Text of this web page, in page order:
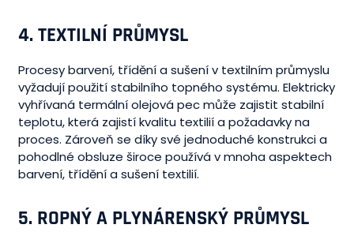
4.TEXTILNÍ PRŮMYSL
Procesy barvení, třídění a sušení v textilním průmyslu
vyžadují použití stabilního topného systému. Elektricky
vyhřívaná termální olejová pec může zajistit stabilní
teplotu, která zajistí kvalitu textilií a požadavky na
proces. Zároveň se díky své jednoduché konstrukci a
pohodlné obsluze široce používá v mnoha aspektech
barvení, třídění a sušení textilií.
5. ROPNÝ A PLYNÁRENSKÝ PRŮMYSL